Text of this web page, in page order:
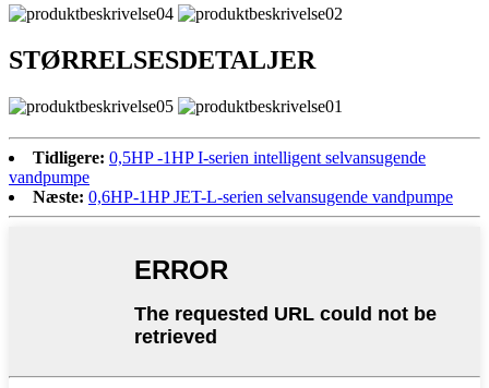
STØRRELSESDETALJER
Tidligere: 0,5HP -1HP I-serien intelligent selvansugende
vandpumpe
Næste: 0,6HP-1HP JET-L-serien selvansugende vandpumpe